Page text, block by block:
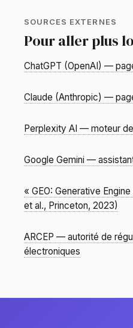
SOURCES EXTERNES
Pour aller plus
ChatGPT (OpenAI) —
Claude (Anthropic) —
Perplexity AI — moteur
Google Gemini —
« GEO: Generative
et al., Princeton, 2023)
ARCEP — autorité de
électroniques